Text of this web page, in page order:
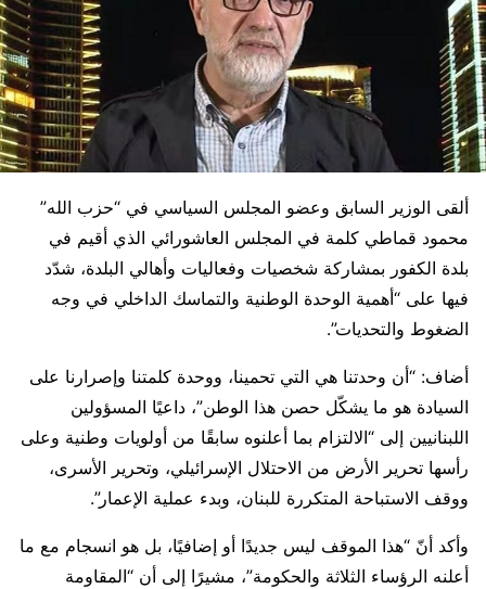
ألقى الوزير السابق وعضو المجلس السياسي في “حزب الله”
محمود قماطي كلمة في المجلس العاشورائي الذي أقيم في
بلدة الكفور بمشاركة شخصيات وفعاليات وأهالي البلدة، شدّد
فيها على “أهمية الوحدة الوطنية والتماسك الداخلي في وجه
الضغوط والتحديات”.
أضاف: “أن وحدتنا هي التي تحمينا، ووحدة كلمتنا وإصرارنا على
السيادة هو ما يشكّل حصن هذا الوطن”، داعيًا المسؤولين
اللبنانيين إلى “الالتزام بما أعلنوه سابقًا من أولويات وطنية وعلى
رأسها تحرير الأرض من الاحتلال الإسرائيلي، وتحرير الأسرى،
ووقف الاستباحة المتكررة للبنان، وبدء عملية الإعمار”.
وأكد أنّ “هذا الموقف ليس جديدًا أو إضافيًا، بل هو انسجام مع ما
أعلنه الرؤساء الثلاثة والحكومة”، مشيرًا إلى أن “المقاومة